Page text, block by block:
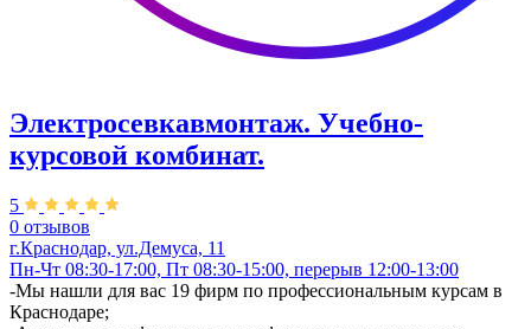
Электросевкавмонтаж. Учебно-
курсовой комбинат.
5
0 отзывов
г.Краснодар, ул.Демуса, 11
Пн-Чт 08:30-17:00, Пт 08:30-15:00, перерыв 12:00-13:00
-Мы нашли для вас 19 фирм по профессиональным курсам в
Краснодаре;